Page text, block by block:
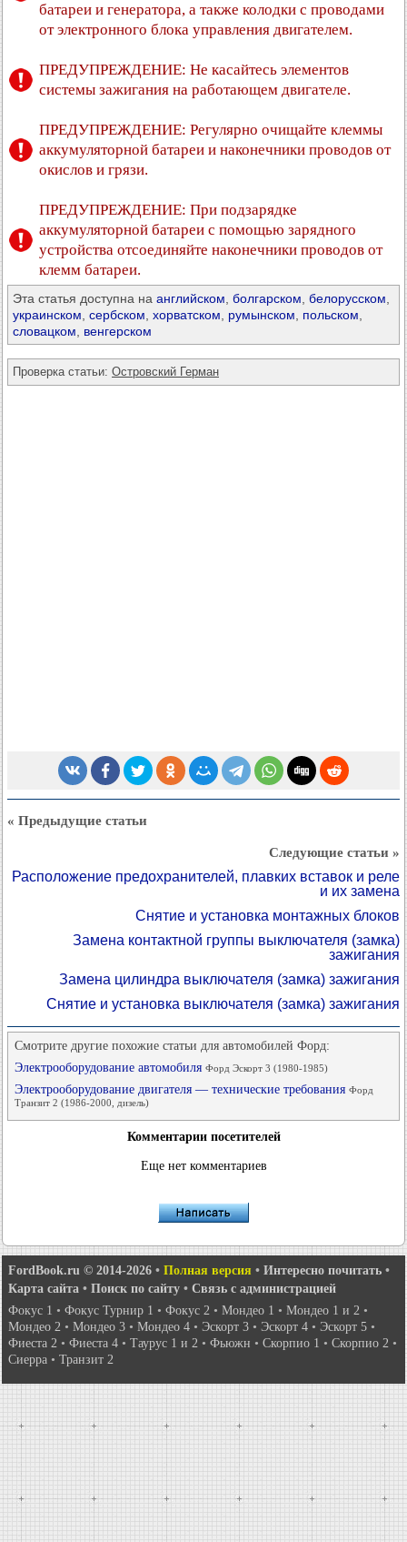
батареи и генератора, а также колодки с проводами
от электронного блока управления двигателем.
ПРЕДУПРЕЖДЕНИЕ: Не касайтесь элементов
системы зажигания на работающем двигателе.
ПРЕДУПРЕЖДЕНИЕ: Регулярно очищайте клеммы
аккумуляторной батареи и наконечники проводов от
окислов и грязи.
ПРЕДУПРЕЖДЕНИЕ: При подзарядке
аккумуляторной батареи с помощью зарядного
устройства отсоединяйте наконечники проводов от
клемм батареи.
Эта статья доступна на английском болгарском белорусском
украинском сербском хорватском румынском польском
словацком
венгерском
Проверка статьи: Островский Герман
« Предыдущие статьи
Следующие статьи »
Расположение предохранителей, плавких вставок и реле
и их замена
Снятие и установка монтажных блоков
Замена контактной группы выключателя (замка)
зажигания
Замена цилиндра выключателя (замка) зажигания
Снятие и установка выключателя (замка) зажигания
Смотрите другие похожие статьи для автомобилей Форд:
Электрооборудование автомобиля Форд Эскорт 3 (1980-1985)
Электрооборудование двигателя — технические требования Форд
Транзит 2 (1986-2000, дизель)
Комментарии посетителей
Еще нет комментариев
FordBook.ru © 2014-2026 • Полная версия • Интересно почитать •
Карта сайта • Поиск по сайту • Связь с администрацией
Фокус 1 • Фокус Турнир 1 • Фокус 2 • Мондео 1 • Мондео 1 и 2 •
Мондео 2 • Мондео 3 • Мондео 4 • Эскорт 3 • Эскорт 4 • Эскорт 5 •
Фиеста 2 • Фиеста 4 • Таурус 1 и 2 • Фьюжн • Скорпио 1 • Скорпио 2 •
Сиерра • Транзит 2